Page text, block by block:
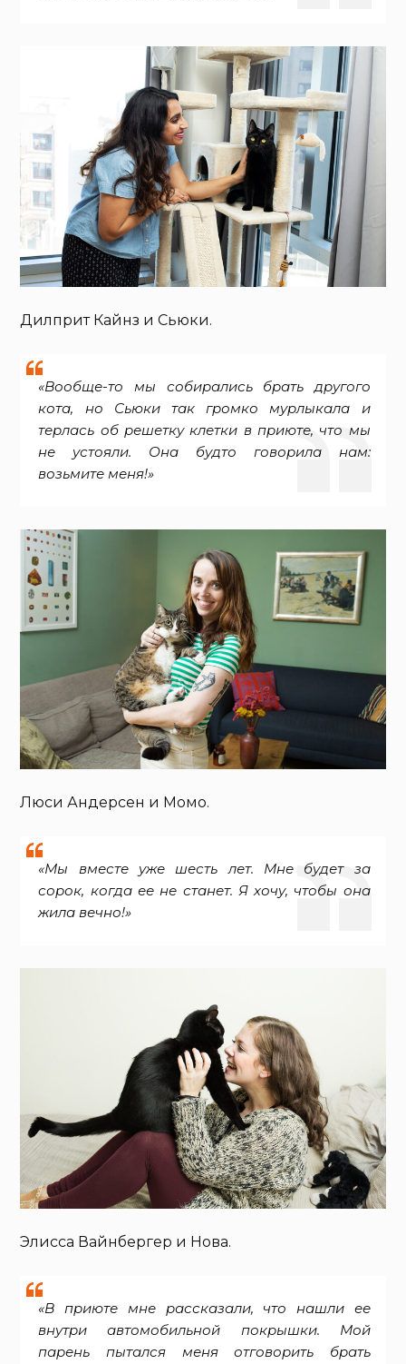
Дилприт Кайнз и Сьюки.
«Вообще-то мы собирались брать другого
кота, но Сьюки так громко мурлыкала и
терлась об решетку клетки в приюте, что мы
не устояли. Она будто говорила нам:
возьмите меня!»
Люси Андерсен и Момо.
«Мы вместе уже шесть лет. Мне будет за
сорок, когда ее не станет. Я хочу, чтобы она
жила вечно!»
Элисса Вайнбергер и Нова.
«В приюте мне рассказали, что нашли ее
внутри автомобильной покрышки. Мой
парень пытался меня отговорить брать